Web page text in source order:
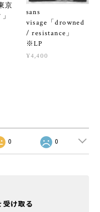
京
sans
visage「drowned
/ resistance」
※LP
¥4,400
0 0
け取る